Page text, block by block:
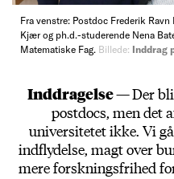
Fra venstre: Postdoc Frederik
Kjær og ph.d.-studerende Nena
Matematiske Fag. Billede: Inddrag
Inddragelse —Der
postdocs, men det
universitetet ikke. Vi
indflydelse, magt over
mere forskningsfrihed